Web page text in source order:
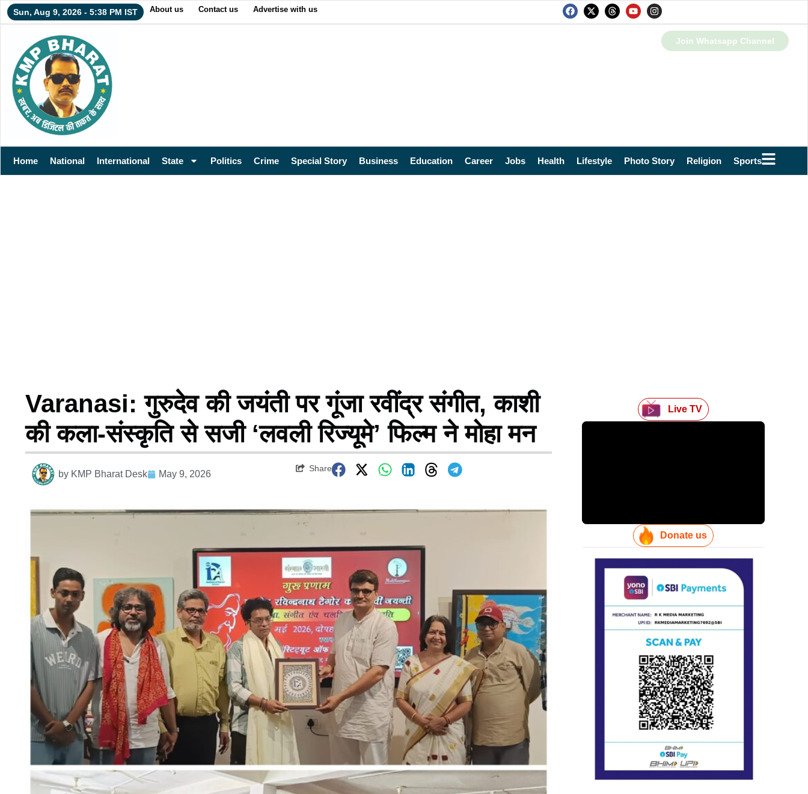
Sun, Aug 9, 2026 - 5:38 PM IST About us Contact us Advertise with us
Join Whatsapp Channel
Home National International State Politics Crime Special Story Business Education Career Jobs Health Lifestyle Photo Story Religion Sports
Varanasi: गुरुदेव की जयंती पर गूंजा रवींद्र संगीत, काशी
की कला-संस्कृति से सजी ‘लवली रिज्यूमे’ फिल्म ने मोहा मन
by KMP Bharat Desk May 9, 2026
Share
Live TV
Donate us